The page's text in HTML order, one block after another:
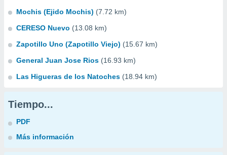
Mochis (Ejido Mochis) (7.72 km)
CERESO Nuevo (13.08 km)
Zapotillo Uno (Zapotillo Viejo) (15.67 km)
General Juan Jose Rios (16.93 km)
Las Higueras de los Natoches (18.94 km)
Tiempo...
PDF
Más información